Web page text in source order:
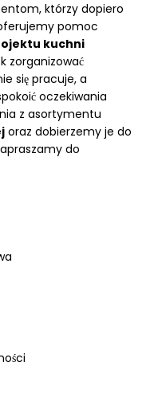
którzy dopiero
pomoc
kuchni
zorganizować
się pracuje, a
oczekiwania
z asortymentu
oraz dobierzemy je do
do